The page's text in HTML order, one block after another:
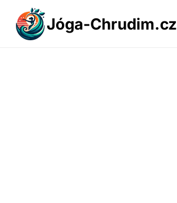
Přeskočit
obsah
Jóga-Chrudim.cz